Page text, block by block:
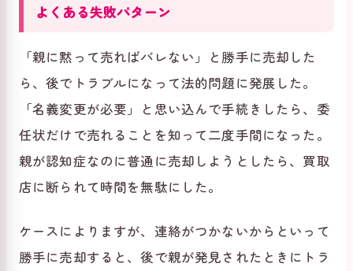
よくある失敗パターン
「親に黙って売ればバレない」と勝手に売却した
ら、後でトラブルになって法的問題に発展した。
「名義変更が必要」と思い込んで手続きしたら、委
任状だけで売れることを知って二度手間になった。
親が認知症なのに普通に売却しようとしたら、買取
店に断られて時間を無駄にした。
ケースによりますが、連絡がつかないからといって
勝手に売却すると、後で親が発見されたときにトラ